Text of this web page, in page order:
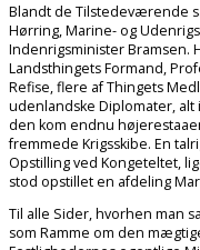
Blandt de Tilstedeværende
Hørring, Marine- og
Indenrigsminister Bramsen.
Landsthingets Formand,
Refise, flere af Thingets
udenlandske Diplomater, alt
den kom endnu
fremmede Krigsskibe. En
Opstilling ved Kongeteltet,
stod opstillet en afdeling
Til alle Sider, hvorhen man
som Ramme om den